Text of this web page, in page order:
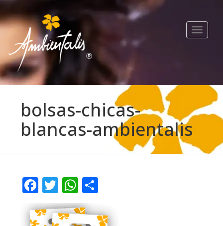
Toggle
bolsas-chicas-
blancas-ambientalis
Facebook
TwitterWhatsApp